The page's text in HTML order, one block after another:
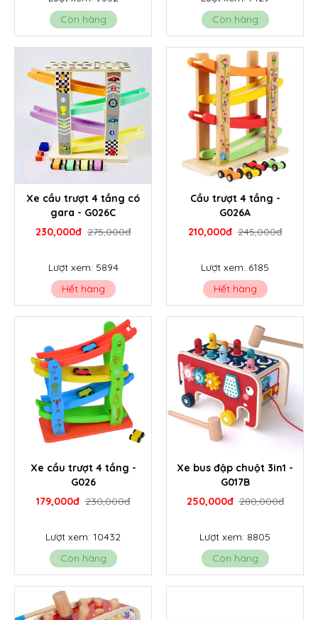
Còn hàng
Còn hàng
Xe cầu trượt 4 tầng có
gara - G026C
230,000đ 275,000đ
Lượt xem: 5894
Hết hàng
Cầu trượt 4 tầng -
G026A
210,000đ 245,000đ
Lượt xem: 6185
Hết hàng
Xe cầu trượt 4 tầng -
G026
179,000đ 230,000đ
Lượt xem: 10432
Còn hàng
Xe bus đập chuột 3in1 -
G017B
250,000đ 280,000đ
Lượt xem: 8805
Còn hàng